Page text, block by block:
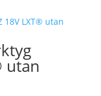
utan